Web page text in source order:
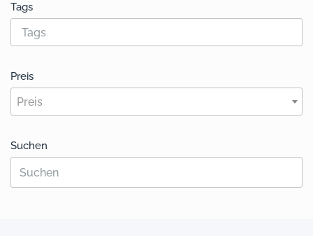
Tags
Preis
Preis
Suchen